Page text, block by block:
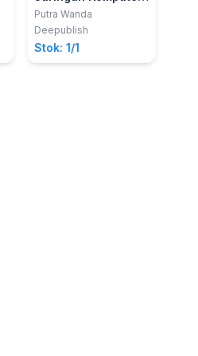
Pada Cisco &
Mikrotik
Putra Wanda
Deepublish
Stok: 1/1